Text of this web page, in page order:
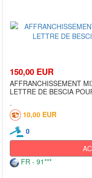
150,00 EUR
AFFRANCHISSEMENT
LETTRE DE BESCIA
10,00 EUR
0
FR - 91***